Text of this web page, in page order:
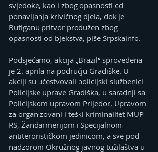
svjedoke, kao i zbog opasnosti od
ponavljanja krivičnog djela, dok je
Butiganu pritvor produžen zbog
opasnosti od bjekstva, piše Srpskainfo.
Podsjećamo, akcija „Brazil“ sprovedena
je 2. aprila na području Gradiške. U
akciji su učestvovali policijski službenici
Policijske uprave Gradiška, u saradnji sa
Policijskom upravom Prijedor, Upravom
za organizovani i teški kriminalitet MUP
RS, Žandarmerijom i Specijalnom
antiterorističkom jedinicom, a sve pod
nadzorom Okružnog javnog tužilaštva u